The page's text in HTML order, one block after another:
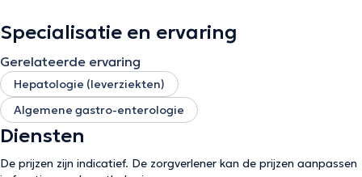
Specialisatie en ervaring
Gerelateerde ervaring
Hepatologie (leverziekten)
Algemene gastro-enterologie
Diensten
De prijzen zijn indicatief. De zorgverlener kan de prijzen aanpassen